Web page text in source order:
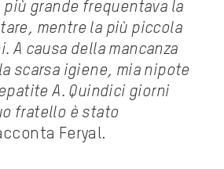
più grande frequentava la
mentre la più piccola
A causa della mancanza
scarsa igiene, mia nipote
A. Quindici giorni
fratello è stato
Feryal.